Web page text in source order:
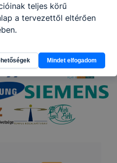
teljes körű
a tervezettől eltérően
Mindet elfogadom